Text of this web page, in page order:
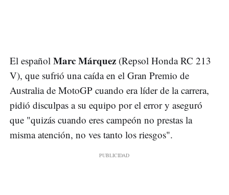
El español Marc Márquez (Repsol Honda RC 213
V), que sufrió una caída en el Gran Premio de
Australia de MotoGP cuando era líder de la carrera,
pidió disculpas a su equipo por el error y aseguró
que "quizás cuando eres campeón no prestas la
misma atención, no ves tanto los riesgos".